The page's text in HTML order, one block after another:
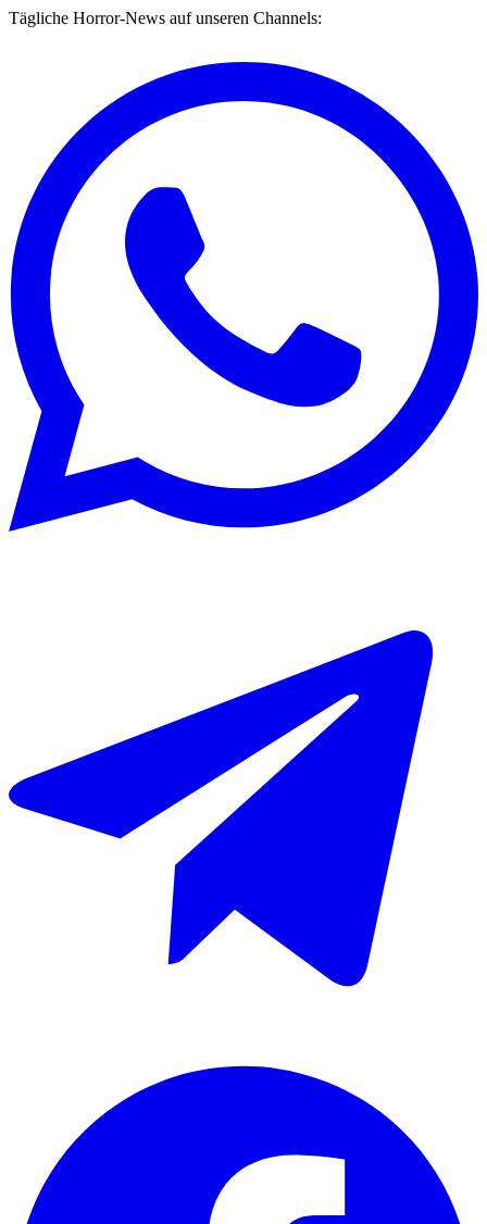
Tägliche Horror-News auf unseren Channels: